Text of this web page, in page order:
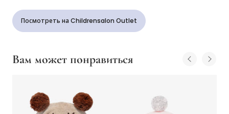
Посмотреть на Childrensalon Outlet
Вам может понравиться